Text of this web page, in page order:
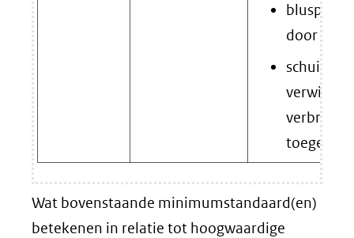
door
Wat bovenstaande minimumstandaard(en)
betekenen in relatie tot hoogwaardige